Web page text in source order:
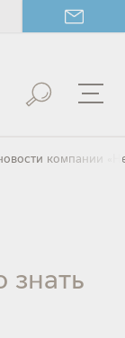
компании
знать